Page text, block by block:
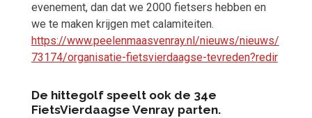
evenement, dan dat we 2000 fietsers hebben en
we te maken krijgen met calamiteiten.
https://www.peelenmaasvenray.nl/nieuws/nieuws/
73174/organisatie-fietsvierdaagse-tevreden?redir
De hittegolf speelt ook de 34e
FietsVierdaagse Venray parten.